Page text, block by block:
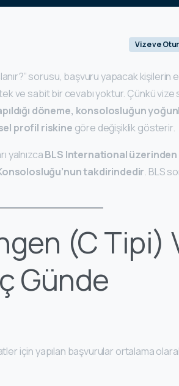
Vize ve
sorusu, başvuru yapacak kişilerin
ve sabit bir cevabı yoktur. Çünkü
döneme, konsolosluğun
profil riskine göre değişiklik gösterir.
yalnızcaBLS International üzerinden
takdirindedir. BLS
(C Tipi)
Günde
için yapılan başvurular ortalama